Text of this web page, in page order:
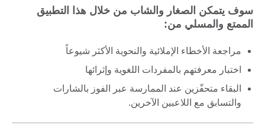
سوف يتمكن الصغار والشاب من خلال هذا التطبيق
الممتع والمسلي من:
مراجعة الأخطاء الإملائية والنحوية الأكثر شيوعاً
اختبار معرفتهم بالمفردات اللغوية وإثرائها
البقاء متحفّزين عند الممارسة عبر الفوز بالشارات
والتسابق مع اللاعبين الآخرين.